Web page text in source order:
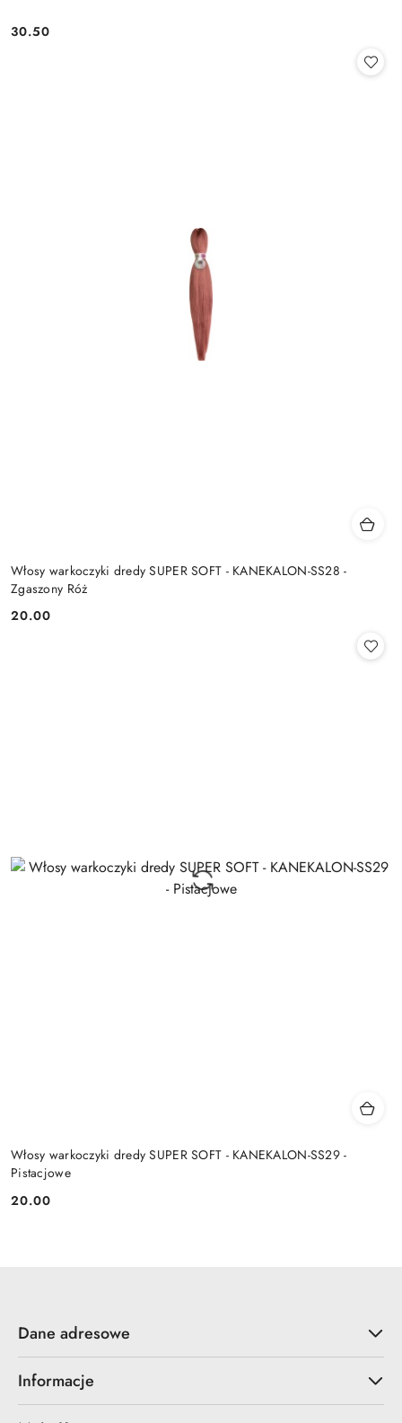
Cena:
30.50
Włosy warkoczyki dredy SUPER SOFT - KANEKALON-SS28 -
Zgaszony Róż
Cena:
20.00
Włosy warkoczyki dredy SUPER SOFT - KANEKALON-SS29 -
Pistacjowe
Cena:
20.00
Dane adresowe
Informacje